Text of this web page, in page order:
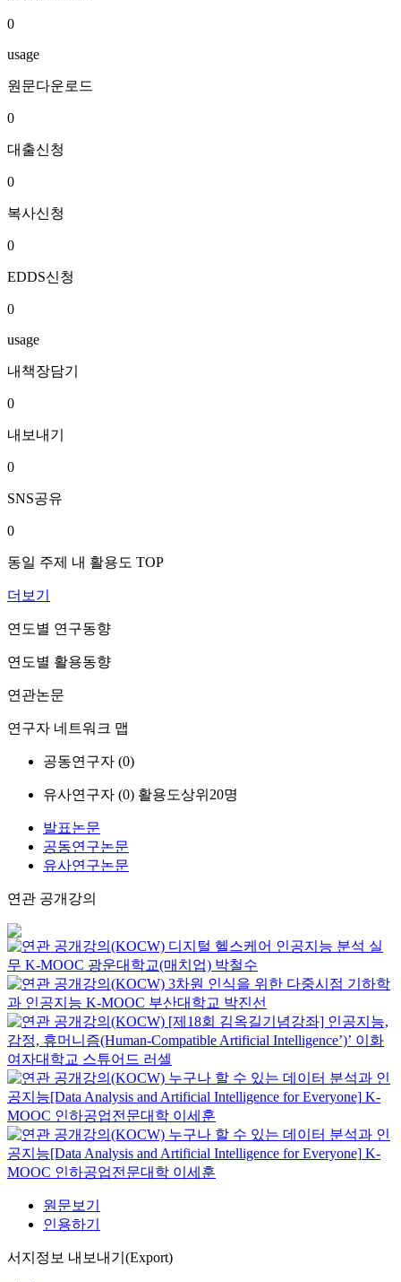
0
usage
원문다운로드
0
대출신청
0
복사신청
0
EDDS신청
0
usage
내책장담기
0
내보내기
0
SNS공유
0
동일 주제 내 활용도 TOP
더보기
연도별 연구동향
연도별 활용동향
연관논문
연구자 네트워크 맵
공동연구자 (0)
유사연구자 (0) 활용도상위20명
발표논문
공동연구논문
유사연구논문
연관 공개강의
디지털 헬스케어 인공지능 분석 실
무 K-MOOC 광운대학교(매치업) 박철수
3차원 인식을 위한 다중시점 기하학
과 인공지능 K-MOOC 부산대학교 박진선
[제18회 김옥길기념강좌] 인공지능,
감정, 휴머니즘(Human-Compatible Artificial Intelligence’)’ 이화
여자대학교 스튜어드 러셀
누구나 할 수 있는 데이터 분석과 인
공지능[Data Analysis and Artificial Intelligence for Everyone] K-
MOOC 인하공업전문대학 이세훈
누구나 할 수 있는 데이터 분석과 인
공지능[Data Analysis and Artificial Intelligence for Everyone] K-
MOOC 인하공업전문대학 이세훈
원문보기
인용하기
서지정보 내보내기(Export)